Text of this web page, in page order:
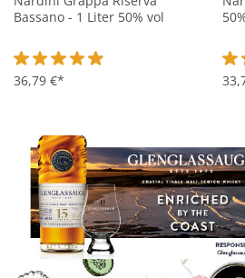
Bassano - 1 Liter 50% vol
Durchschnittliche Bewertung von 4.9
36,79 €*